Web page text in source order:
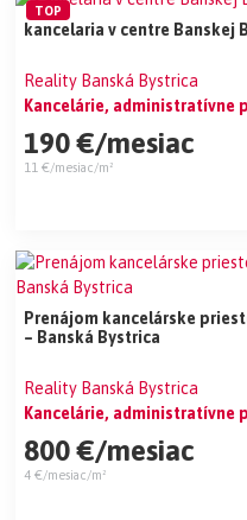
kancelaria v centre Banskej
Reality Banská Bystrica
Kancelárie, administratívne
190 €/mesiac
11 €/mesiac/m²
TOP
Prenájom kancelárske
– Banská Bystrica
Reality Banská Bystrica
Kancelárie, administratívne
800 €/mesiac
4 €/mesiac/m²